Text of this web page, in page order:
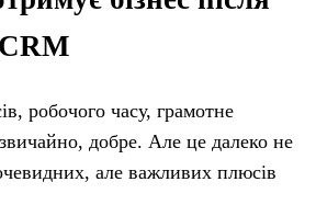
робочого часу, грамотне
добре. Але це далеко не
але важливих плюсів